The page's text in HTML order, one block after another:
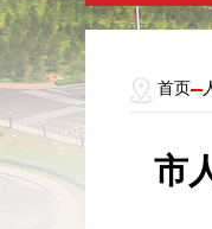
首页
市